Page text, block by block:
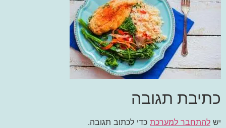
כתיבת תגובה
יש להתחבר למערכת כדי לכתוב תגובה.